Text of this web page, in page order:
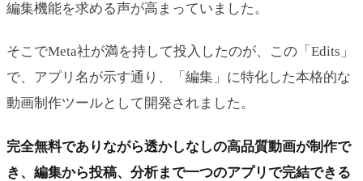
編集機能を求める声が高まっていました。
そこでMeta社が満を持して投入したのが、この「Edits」
で、アプリ名が示す通り、「編集」に特化した本格的な
動画制作ツールとして開発されました。
完全無料でありながら透かしなしの高品質動画が制作で
き、編集から投稿、分析まで一つのアプリで完結できる